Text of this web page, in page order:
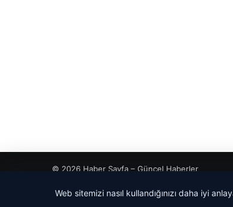
© 2026 Haber Sayfa – Güncel Haberler
Web sitemizi nasıl kullandığınızı daha iyi